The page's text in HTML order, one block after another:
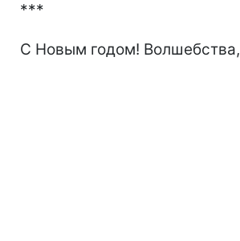
***
С Новым годом! Волшебства,